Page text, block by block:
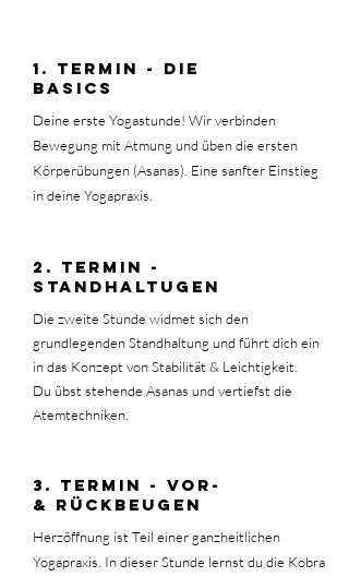
1. TERMIN - diE
basics
Deine erste Yogastunde! Wir verbinden
Bewegung mit Atmung und üben die ersten
Körperübungen (Asanas). Eine sanfter Einstieg
in deine Yogapraxis.
2. Termin -
Standhaltugen
Die zweite Stunde widmet sich den
grundlegenden Standhaltung und führt dich ein
in das Konzept von Stabilität & Leichtigkeit.
Du übst stehende Asanas und vertiefst die
Atemtechniken.
3. tERMIN - vOR-
& rÜCKBEUGEN
Herzöffnung ist Teil einer ganzheitlichen
Yogapraxis. In dieser Stunde lernst du die Kobra